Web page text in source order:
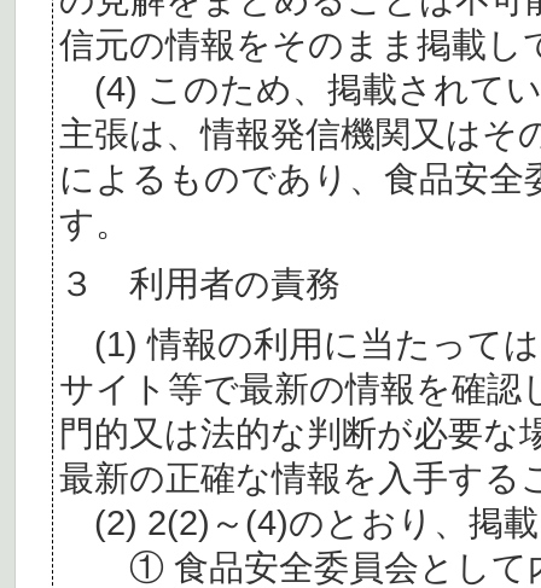
信元の情報をそのまま掲載し
(4) このため、掲載されて
主張は、情報発信機関又はそ
によるものであり、食品安
す。
３ 利用者の責務
(1) 情報の利用に当たって
サイト等で最新の情報を確認
門的又は法的な判断が必要
最新の正確な情報を入手する
(2) 2(2)～(4)のとおり、掲
① 食品安全委員会として